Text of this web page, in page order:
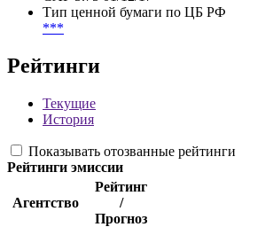
Тип ценной бумаги по ЦБ РФ
***
Рейтинги
Текущие
История
Показывать отозванные рейтинги
Рейтинги эмиссии
Агентство
Рейтинг
/
Прогноз